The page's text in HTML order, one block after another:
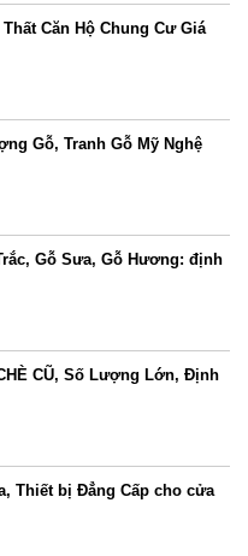
Căn Hộ Chung Cư Giá
Gỗ, Tranh Gỗ Mỹ Nghệ
Gỗ Sưa, Gỗ Hương: định
CŨ, Số Lượng Lớn, Định
Thiết bị Đẳng Cấp cho cửa